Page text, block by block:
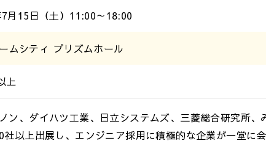
月15日（土）11:00～18:00
ムシティ プリズムホール
上
ン、ダイハツ工業、日立システムズ、三菱総合研究所、
以上出展し、エンジニア採用に積極的な企業が一堂に